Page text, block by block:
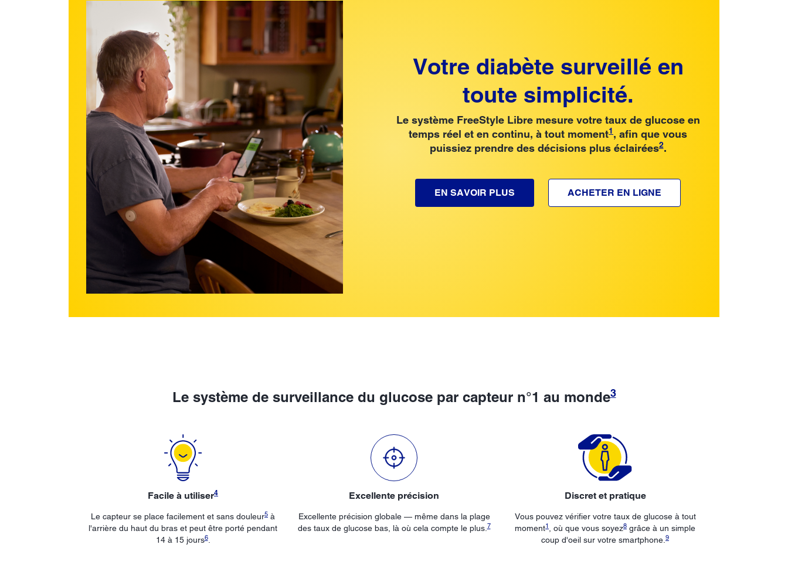
Votre diabète surveillé en
toute simplicité.
Le système FreeStyle Libre mesure votre taux de glucose en
temps réel et en continu, à tout moment1, afin que vous
puissiez prendre des décisions plus éclairées2.
EN SAVOIR PLUS ACHETER EN LIGNE
Le système de surveillance du glucose par capteur n°1 au monde3
Facile à utiliser4
Le capteur se place facilement et sans douleur5 à
l'arrière du haut du bras et peut être porté pendant
14 à 15 jours6.
Excellente précision
Excellente précision globale — même dans la plage
des taux de glucose bas, là où cela compte le plus.7
Discret et pratique
Vous pouvez vérifier votre taux de glucose à tout
moment1 , où que vous soyez8 grâce à un simple
coup d'oeil sur votre smartphone. 9